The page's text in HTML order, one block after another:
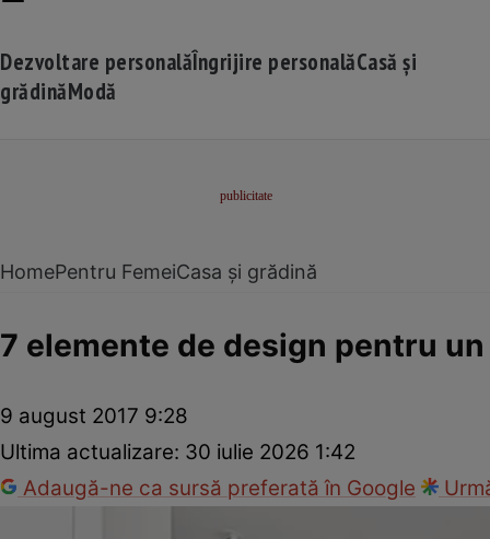
Dezvoltare personalăÎngrijire personalăCasă și
grădinăModă
HomePentru FemeiCasa și grădină
7 elemente de design pentru
9 august 2017 9:28
Ultima actualizare: 30 iulie 2026 1:42
Adaugă-ne ca sursă preferată în Google